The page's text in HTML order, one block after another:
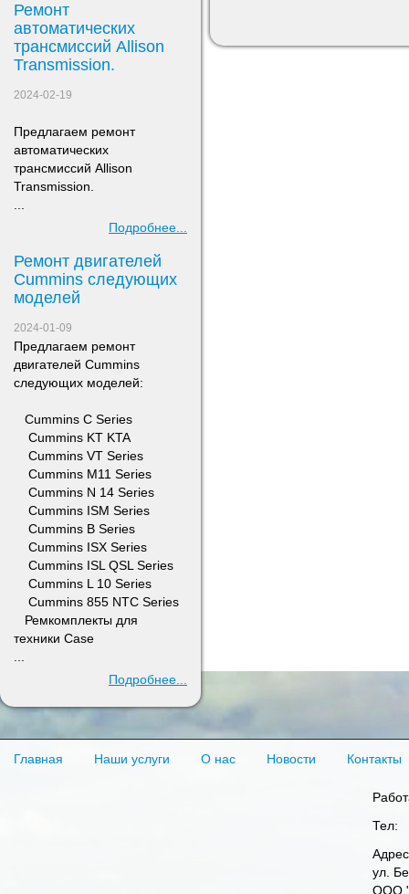
Ремонт
автоматических
трансмиссий Allison
Transmission.
2024-02-19
Предлагаем ремонт
автоматических
трансмиссий Allison
Transmission.
Подробнее...
Ремонт двигателей
Сummins следующих
моделей
2024-01-09
Предлагаем ремонт
двигателей Сummins
следующих моделей:
​ Cummins C Series
Cummins KT KTA
Cummins VT Series
Cummins M11 Series
Cummins N 14 Series
Cummins ISM Series
Cummins B Series
Cummins ISX Series
Cummins ISL QSL Series
Cummins L 10 Series
Cummins 855 NTC Series
Ремкомплекты для
техники Case
Подробнее...
Главная Наши услуги О нас Новости Контакты
Тел:
ул.
ООО